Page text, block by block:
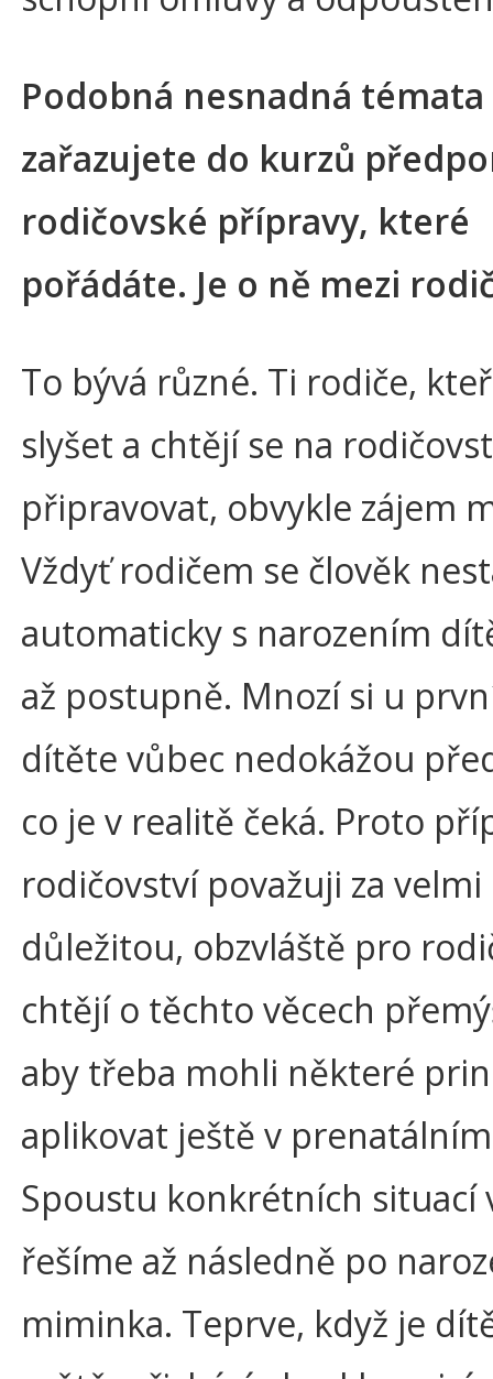
Podobná nesnadná témata
zařazujete do kurzů
rodičovské přípravy, které
pořádáte. Je o ně mezi
To bývá různé. Ti rodiče,
slyšet a chtějí se na
připravovat, obvykle zájem
Vždyť rodičem se člověk
automaticky s narozením
až postupně. Mnozí si u
dítěte vůbec nedokážou
co je v realitě čeká. Proto
rodičovství považuji za velmi
důležitou, obzvláště pro
chtějí o těchto věcech
aby třeba mohli některé
aplikovat ještě v
Spoustu konkrétních situací
řešíme až následně po
miminka. Teprve, když je